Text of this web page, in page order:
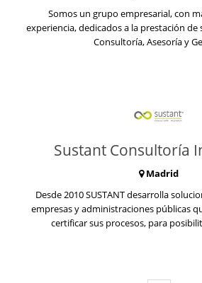
Somos un grupo empresarial, con
experiencia, dedicados a la prestación de
Consultoría, Asesoría y
Sustant Consultoría
Madrid
Desde 2010 SUSTANT desarrolla
empresas y administraciones públicas
certificar sus procesos, para